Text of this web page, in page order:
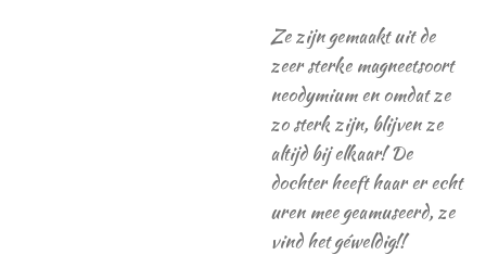
Ze zijn gemaakt uit de
zeer sterke magneetsoort
neodymium en omdat ze
zo sterk zijn, blijven ze
altijd bij elkaar! De
dochter heeft haar er echt
uren mee geamuseerd, ze
vind het géweldig!!